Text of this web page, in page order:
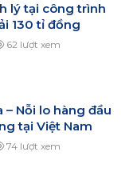
lý tại công trình
130 tỉ đồng
62 lượt xem
– Nỗi lo hàng đầu
tại Việt Nam
74 lượt xem